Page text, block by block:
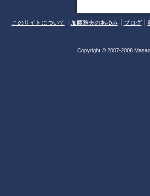
このサイトについて 加藤雅夫のあゆみ ブログ
Copyright © 2007-2008